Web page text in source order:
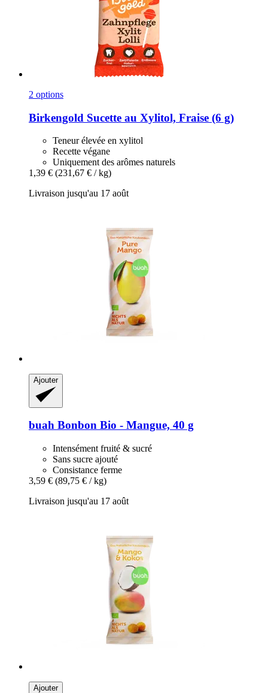
2 options
Birkengold Sucette au Xylitol, Fraise (6 g)
Teneur élevée en xylitol
Recette végane
Uniquement des arômes naturels
1,39 € (231,67 € / kg)
Livraison jusqu'au 17 août
Ajouter
buah Bonbon Bio -​ Mangue, 40 g
Intensément fruité & sucré
Sans sucre ajouté
Consistance ferme
3,59 € (89,75 € / kg)
Livraison jusqu'au 17 août
Ajouter